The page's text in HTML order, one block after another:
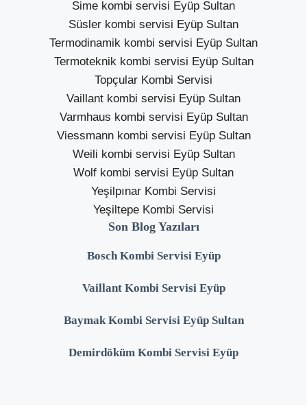
Sime kombi servisi Eyüp Sultan
Süsler kombi servisi Eyüp Sultan
Termodinamik kombi servisi Eyüp Sultan
Termoteknik kombi servisi Eyüp Sultan
Topçular Kombi Servisi
Vaillant kombi servisi Eyüp Sultan
Varmhaus kombi servisi Eyüp Sultan
Viessmann kombi servisi Eyüp Sultan
Weili kombi servisi Eyüp Sultan
Wolf kombi servisi Eyüp Sultan
Yeşilpınar Kombi Servisi
Yeşiltepe Kombi Servisi
Son Blog Yazıları
Bosch Kombi Servisi Eyüp
Vaillant Kombi Servisi Eyüp
Baymak Kombi Servisi Eyüp Sultan
Demirdöküm Kombi Servisi Eyüp